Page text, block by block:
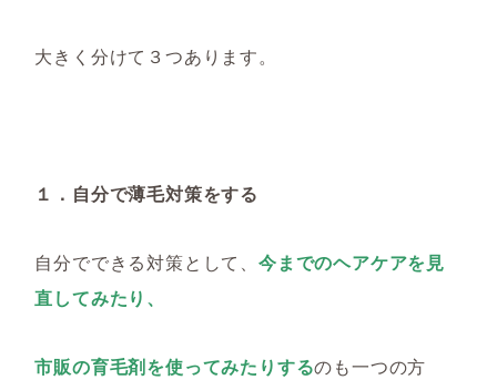
大きく分けて３つあります。
１．自分で薄毛対策をする
自分でできる対策として、 今までのヘアケアを見
直してみたり、
市販の育毛剤を使ってみたりするのも一つの方